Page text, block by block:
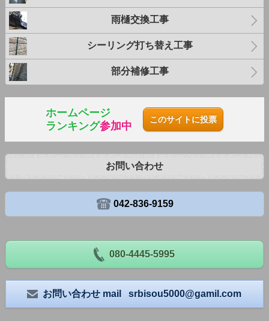
雨樋交換工事
シーリング打ち替え工事
部分補修工事
ホームページ
ランキング参加中
このサイトに投票
お問い合わせ
042-836-9159
080-4445-5995
お問い合わせ mail srbisou5000@gamil.com